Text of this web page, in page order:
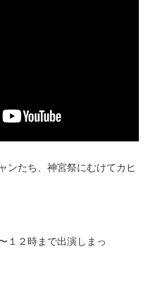
ンたち、神宮祭にむけてカヒ
１２時まで出演しまっ